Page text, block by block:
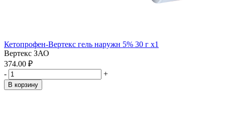
Кетопрофен-Вертекс гель наружн 5% 30 г x1
Вертекс ЗАО
374.00 ₽
-
+
В корзину